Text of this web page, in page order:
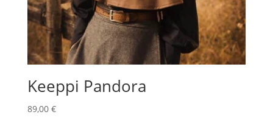
Keeppi Pandora
89,00 €